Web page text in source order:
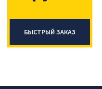
БЫСТРЫЙ ЗАКАЗ